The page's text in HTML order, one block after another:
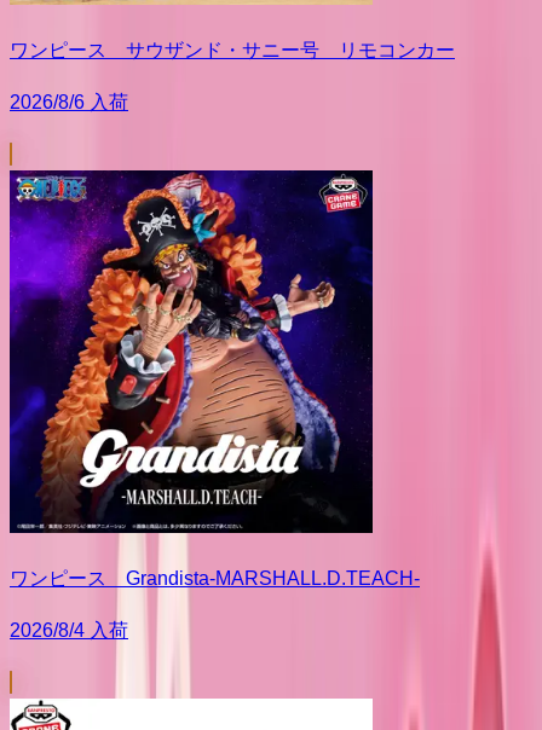
ワンピース サウザンド・サニー号 リモコンカー
2026/8/6 入荷
ワンピース Grandista-MARSHALL.D.TEACH-
2026/8/4 入荷